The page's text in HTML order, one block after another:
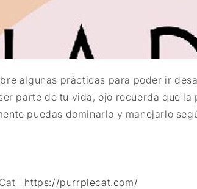
algunas prácticas para poder ir
parte de tu vida, ojo recuerda que la
puedas dominarlo y manejarlo
| https://purrplecat.com/